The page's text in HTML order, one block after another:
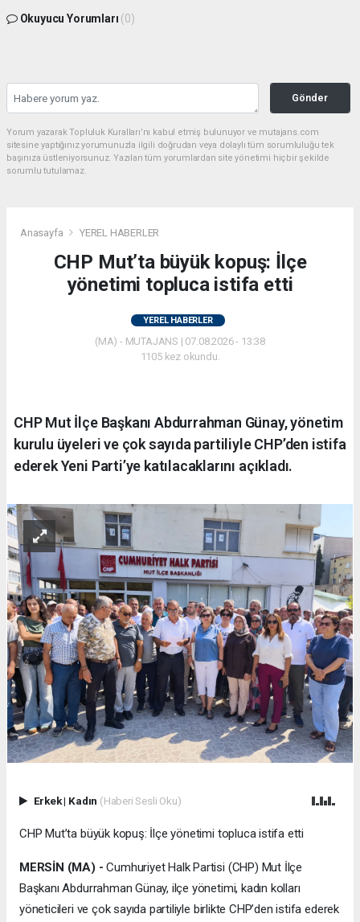
Okuyucu Yorumları (0)
Gönder
Yorum yazarak Topluluk Kuralları’nı kabul etmiş bulunuyor ve mutajans.com
sitesine yaptığınız yorumunuzla ilgili doğrudan veya dolaylı tüm sorumluluğu tek
başınıza üstleniyorsunuz. Yazılan tüm yorumlardan site yönetimi hiçbir şekilde
sorumlu tutulamaz.
Anasayfa YEREL HABERLER
CHP Mut’ta büyük kopuş: İlçe
yönetimi topluca istifa etti
YEREL HABERLER
(MA) - MUTAJANS | 07.08.2026 - 13:38
1105 kez okundu.
CHP Mut İlçe Başkanı Abdurrahman Günay, yönetim
kurulu üyeleri ve çok sayıda partiliyle CHP’den istifa
ederek Yeni Parti’ye katılacaklarını açıkladı.
Erkek| Kadın (Haberi Sesli Oku)
CHP Mut’ta büyük kopuş: İlçe yönetimi topluca istifa etti
MERSİN (MA) - Cumhuriyet Halk Partisi (CHP) Mut İlçe
Başkanı Abdurrahman Günay, ilçe yönetimi, kadın kolları
yöneticileri ve çok sayıda partiliyle birlikte CHP’den istifa ederek